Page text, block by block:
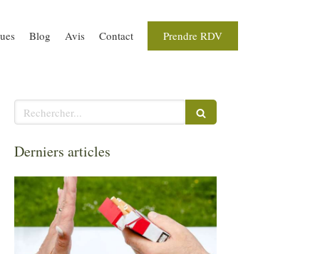
Blog Avis Contact Prendre RDV
Rechercher
Derniers articles